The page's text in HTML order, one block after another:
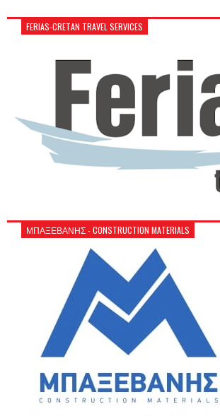
FERIAS-CRETAN TRAVEL SERVICES
ΜΠΑΞΕΒΑΝΗΣ - CONSTRUCTION MATERIALS